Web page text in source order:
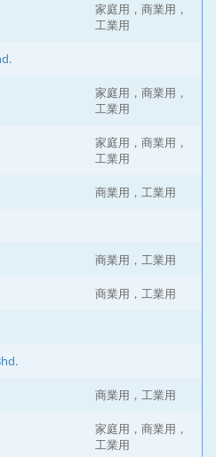
家庭用，商業用，
工業用
家庭用，商業用，
工業用
家庭用，商業用，
工業用
商業用，工業用
商業用，工業用
商業用，工業用
商業用，工業用
家庭用，商業用，
工業用